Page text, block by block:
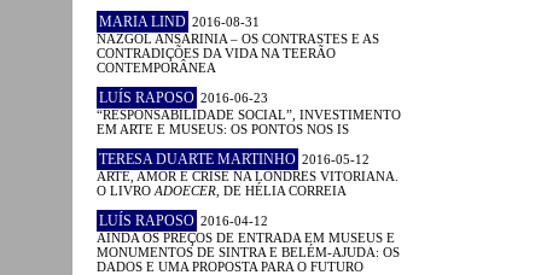
MARIA LIND 2016-08-31
NAZGOL ANSARINIA – OS CONTRASTES E AS
CONTRADIÇÕES DA VIDA NA TEERÃO
CONTEMPORÂNEA
LUÍS RAPOSO 2016-06-23
“RESPONSABILIDADE SOCIAL”, INVESTIMENTO
EM ARTE E MUSEUS: OS PONTOS NOS IS
TERESA DUARTE MARTINHO 2016-05-12
ARTE, AMOR E CRISE NA LONDRES VITORIANA.
O LIVRO ADOECER , DE HÉLIA CORREIA
LUÍS RAPOSO 2016-04-12
AINDA OS PREÇOS DE ENTRADA EM MUSEUS E
MONUMENTOS DE SINTRA E BELÉM-AJUDA: OS
DADOS E UMA PROPOSTA PARA O FUTURO